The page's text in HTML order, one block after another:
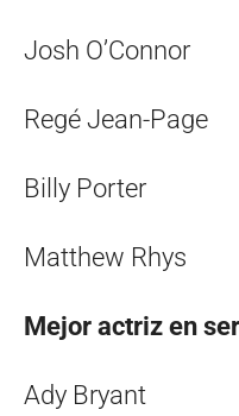
Josh O’Connor
Regé Jean-Page
Billy Porter
Matthew Rhys
Mejor actriz en
Ady Bryant